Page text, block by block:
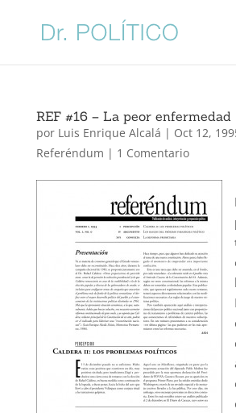
REF #16 – La peor enfermedad
por Luis Enrique Alcalá | Oct 12,
Referéndum | 1 Comentario